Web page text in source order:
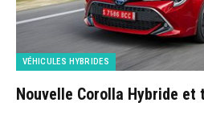
VÉHICULES HYBRIDES
Nouvelle Corolla Hybride et